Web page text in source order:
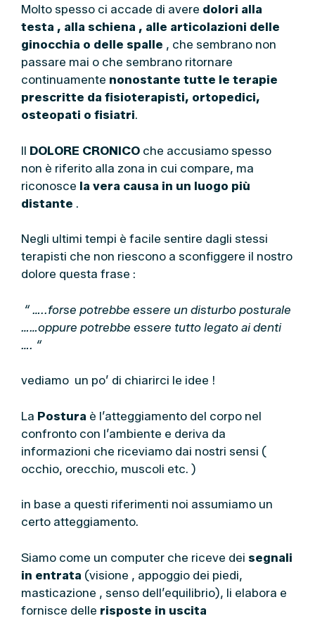
Molto spesso ci accade di avere dolori alla
testa , alla schiena , alle articolazioni delle
ginocchia o delle spalle , che sembrano non
passare mai o che sembrano ritornare
continuamente nonostante tutte le terapie
prescritte da fisioterapisti, ortopedici,
osteopati o fisiatri.
Il DOLORE CRONICO che accusiamo spesso
non è riferito alla zona in cui compare, ma
riconosce la vera causa in un luogo più
distante .
Negli ultimi tempi è facile sentire dagli stessi
terapisti che non riescono a sconfiggere il nostro
dolore questa frase :
“ …..forse potrebbe essere un disturbo posturale
……oppure potrebbe essere tutto legato ai denti
…. “
vediamo un po’ di chiarirci le idee !
La Postura è l’atteggiamento del corpo nel
confronto con l’ambiente e deriva da
informazioni che riceviamo dai nostri sensi (
occhio, orecchio, muscoli etc. )
in base a questi riferimenti noi assumiamo un
certo atteggiamento.
Siamo come un computer che riceve dei segnali
in entrata (visione , appoggio dei piedi,
masticazione , senso dell’equilibrio), li elabora e
fornisce delle risposte in uscita